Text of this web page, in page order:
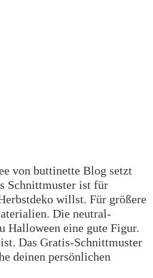
von buttinette Blog setzt
Schnittmuster ist für
willst. Für größere
Die neutral-
Halloween eine gute Figur.
Das Gratis-Schnittmuster
deinen persönlichen